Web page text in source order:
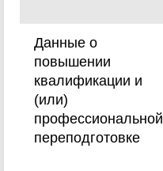
Данные о
повышении
квалификации и
(или)
профессиональной
переподготовке